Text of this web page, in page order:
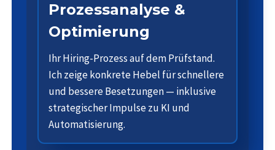
Prozessanalyse &
Optimierung
Ihr Hiring-Prozess auf dem Prüfstand.
Ich zeige konkrete Hebel für schnellere
und bessere Besetzungen — inklusive
strategischer Impulse zu KI und
Automatisierung.